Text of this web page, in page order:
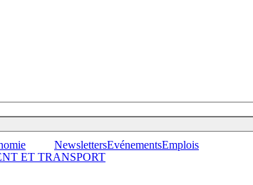
NewslettersEvénementsEmplois
ET TRANSPORT